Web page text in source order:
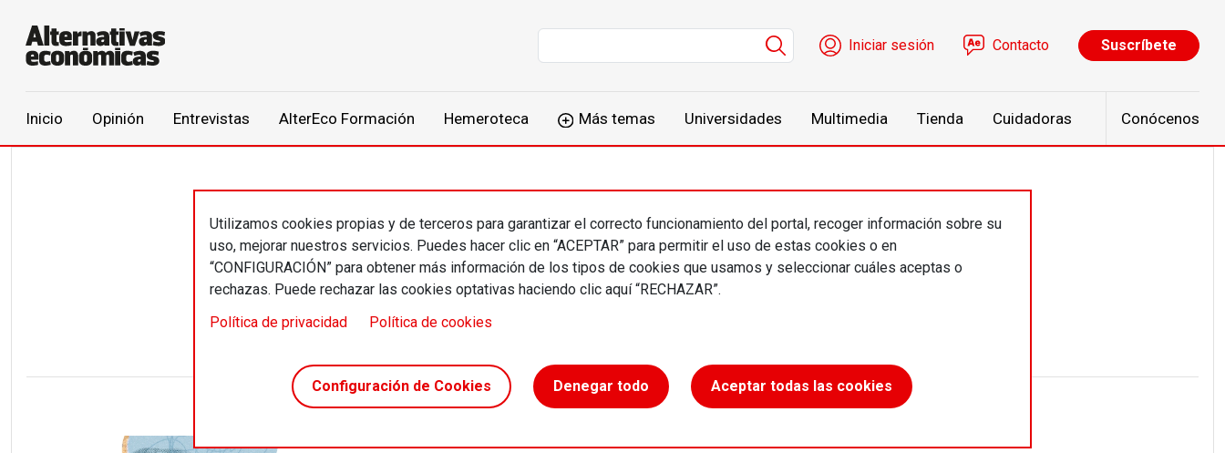
Menú de cuenta de usuario
Iniciar sesión Contacto Suscríbete
Inicio Opinión Entrevistas AlterEco Formación Hemeroteca Más temas Universidades Multimedia Tienda Cuidadoras Conócenos
Utilizamos cookies propias y de terceros para garantizar el correcto funcionamiento del portal, recoger información sobre su
uso, mejorar nuestros servicios. Puedes hacer clic en “ACEPTAR” para permitir el uso de estas cookies o en
“CONFIGURACIÓN” para obtener más información de los tipos de cookies que usamos y seleccionar cuáles aceptas o
rechazas. Puede rechazar las cookies optativas haciendo clic aquí “RECHAZAR”.
Política de privacidad
Política de cookies
Configuración de Cookies Denegar todo Aceptar todas las cookies
Nicolas Postel y Christian
Chavagneux
Ciencia económica